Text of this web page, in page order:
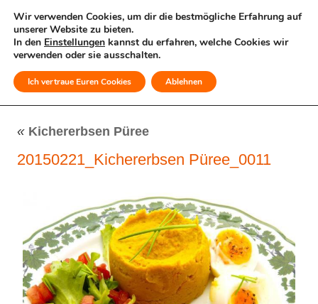
MENÜ
« Kichererbsen Püree
20150221_Kichererbsen Püree_0011
Wir verwenden Cookies, um dir die bestmögliche Erfahrung auf
unserer Website zu bieten.
In den Einstellungen kannst du erfahren, welche Cookies wir
verwenden oder sie ausschalten.
Ich vertraue Euren Cookies Ablehnen